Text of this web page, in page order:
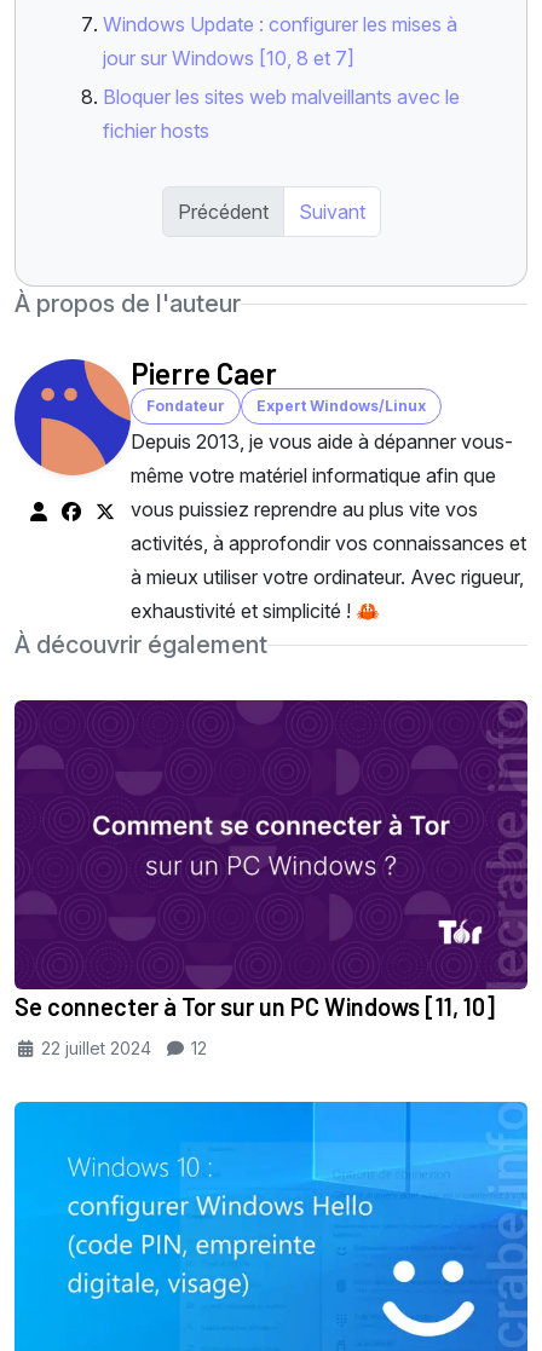
Windows Update : configurer les mises à
jour sur Windows [10, 8 et 7]
Bloquer les sites web malveillants avec le
fichier hosts
Précédent Suivant
À propos de l'auteur
Pierre Caer
Fondateur Expert Windows/Linux
Depuis 2013, je vous aide à dépanner vous-
même votre matériel informatique afin que
vous puissiez reprendre au plus vite vos
activités, à approfondir vos connaissances et
à mieux utiliser votre ordinateur. Avec rigueur,
exhaustivité et simplicité ! 🦀
À découvrir également
Se connecter à Tor sur un PC Windows [11, 10]
22 juillet 2024 12